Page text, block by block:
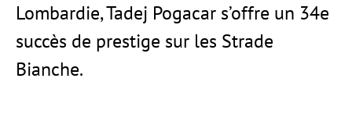
Lombardie, Tadej Pogacar s’offre un 34e
succès de prestige sur les Strade
Bianche.